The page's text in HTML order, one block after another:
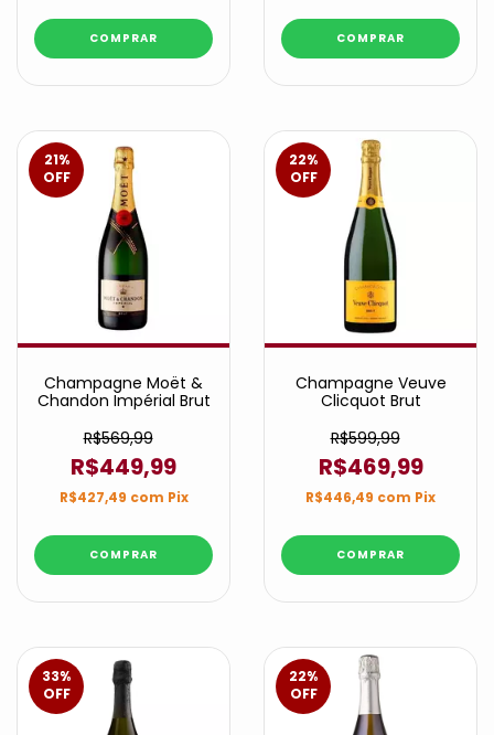
21%
OFF
Champagne Moët &
Chandon Impérial Brut
R$569,99
R$449,99
R$427,49 com Pix
22%
OFF
Champagne Veuve
Clicquot Brut
R$599,99
R$469,99
R$446,49 com Pix
33%
OFF
22%
OFF